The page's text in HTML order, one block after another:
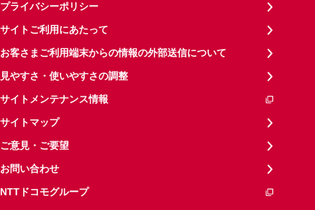
プライバシーポリシー
サイトご利用にあたって
お客さまご利用端末からの情報の外部送信について
見やすさ・使いやすさの調整
サイトメンテナンス情報
サイトマップ
ご意見・ご要望
お問い合わせ
NTTドコモグループ